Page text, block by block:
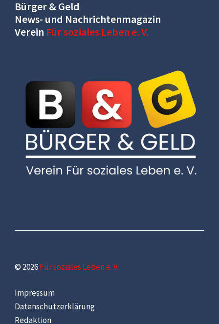
Bürger & Geld
News- und Nachrichtenmagazin
Verein Für soziales Leben e. V.
© 2026Für soziales Leben e. V.
Impressum
Datenschutzerklärung
Redaktion